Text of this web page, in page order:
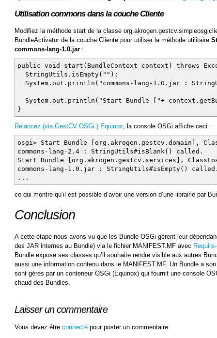
Utilisation commons dans la couche Cliente
Modifiez la méthode start de la classe
BundleActivator de la couche Cliente pour utiliser la méthode utilitaire
commons-lang-1.0.jar :
public void start(BundleContext context) throws
StringUtils.isEmpty("");
System.out.println("commons-lang-1.0.jar :
System.out.println("Start Bundle ["+
}
Relancez (via GestCV OSGi ) Equinox, la console OSGi affiche ceci :
osgi> Start Bundle [org.akrogen.gestcv.domain],
commons-lang-2.4 : StringUtils#isBlank() called.
Start Bundle [org.akrogen.gestcv.services],
commons-lang-1.0.jar : StringUtils#isEmpty()
...
ce qui montre qu’il est possible d’avoir une version d’une librairie par
Conclusion
A cette étape nous avons vu que les Bundle OSGi gérent leur
des JAR internes au Bundle) via le fichier MANIFEST.MF avec
Bundle expose ses classes qu’il souhaite rendre visible aux autres
aussi une information contenu dans le MANIFEST.MF. Un Bundle a
sont gérés par un conteneur OSGi (Equinox) qui fournit une console
chaud des Bundles.
Laisser un commentaire
Vous devez être connecté pour poster un commentaire.